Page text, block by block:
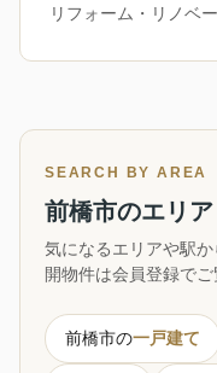
リフォーム・リノベ
SEARCH BY AREA
前橋市のエリ
気になるエリアや駅
開物件は会員登録でご
前橋市の一戸建て